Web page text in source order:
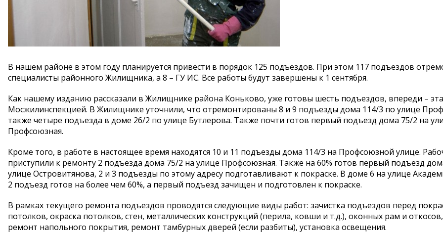
В нашем районе в этом году планируется привести в порядок 125 подъездов. При этом 117 подъездов
специалисты районного Жилищника, а 8 – ГУ ИС. Все работы будут завершены к 1 сентября.
Как нашему изданию рассказали в Жилищнике района Коньково, уже готовы шесть подъездов, впереди –
Мосжилинспекцией. В Жилищнике уточнили, что отремонтированы 8 и 9 подъезды дома 114/3 по улице
также четыре подъезда в доме 26/2 по улице Бутлерова. Также почти готов первый подъезд дома 75/2 на
Профсоюзная.
Кроме того, в работе в настоящее время находятся 10 и 11 подъезды дома 114/3 на Профсоюзной улице.
приступили к ремонту 2 подъезда дома 75/2 на улице Профсоюзная. Также на 60% готов первый подъезд
улице Островитянова, 2 и 3 подъезды по этому адресу подготавливают к покраске. В доме 6 на улице
2 подъезд готов на более чем 60%, а первый подъезд зачищен и подготовлен к покраске.
В рамках текущего ремонта подъездов проводятся следующие виды работ: зачистка подъездов перед
потолков, окраска потолков, стен, металлических конструкций (перила, ковши и т.д.), оконных рам и
ремонт напольного покрытия, ремонт тамбурных дверей (если разбиты), установка освещения.